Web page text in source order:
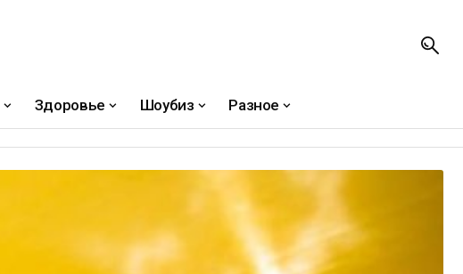
Здоровье Шоубиз Разное